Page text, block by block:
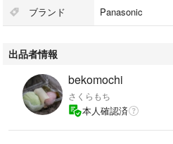
付属品 #交換用電池 #バッテリー #デジ
ブランド Panasonic
出品者情報
bekomochi
さくらもち
本人確認済